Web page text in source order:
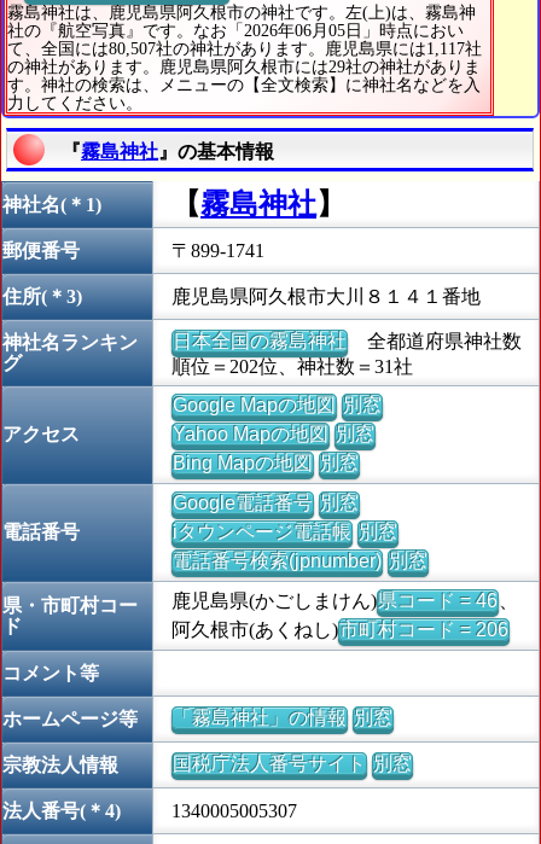
霧島神社は、鹿児島県阿久根市の神社です。左(上)は、霧島神
社の『航空写真』です。なお「2026年06月05日」時点におい
て、全国には80,507社の神社があります。鹿児島県には1,117社
の神社があります。鹿児島県阿久根市には29社の神社がありま
す。神社の検索は、メニューの【全文検索】に神社名などを入
力してください。
『霧島神社 』の基本情報
神社名(＊1) 【霧島神社】
郵便番号 〒899-1741
住所(＊3) 鹿児島県阿久根市大川８１４１番地
神社名ランキン
グ
日本全国の霧島神社全都道府県神社数
順位＝202位、神社数＝31社
アクセス
Google Mapの地図 別窓
Yahoo Mapの地図 別窓
Bing Mapの地図 別窓
電話番号
Google電話番号 別窓
iタウンページ電話帳 別窓
電話番号検索(jpnumber) 別窓
県・市町村コー
ド
鹿児島県(かごしまけん)県コード = 46、
阿久根市(あくねし)市町村コード = 206
コメント等
ホームページ等 「霧島神社」の情報 別窓
宗教法人情報 国税庁法人番号サイト 別窓
法人番号(＊4) 1340005005307